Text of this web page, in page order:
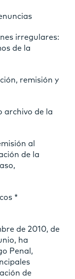
irregulares:
de la
remisión y
archivo de la
al
de la
*
de 2010, de
ha
Penal,
de